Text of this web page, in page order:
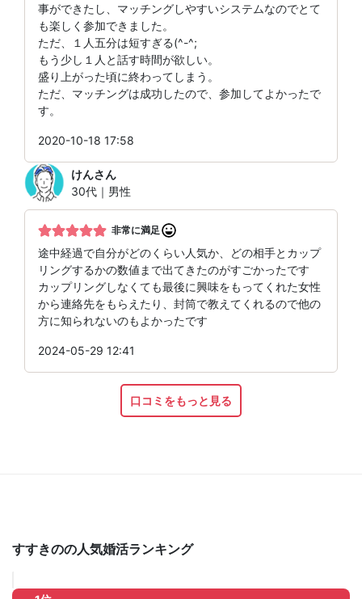
事ができたし、マッチングしやすいシステムなのでとて
も楽しく参加できました。
ただ、１人五分は短すぎる(^-^;
もう少し１人と話す時間が欲しい。
盛り上がった頃に終わってしまう。
ただ、マッチングは成功したので、参加してよかったで
す。
2020-10-18 17:58
けんさん
30代｜男性
非常に満足
途中経過で自分がどのくらい人気か、どの相手とカップ
リングするかの数値まで出てきたのがすごかったです
カップリングしなくても最後に興味をもってくれた女性
から連絡先をもらえたり、封筒で教えてくれるので他の
方に知られないのもよかったです
2024-05-29 12:41
口コミをもっと見る
すすきのの人気婚活ランキング